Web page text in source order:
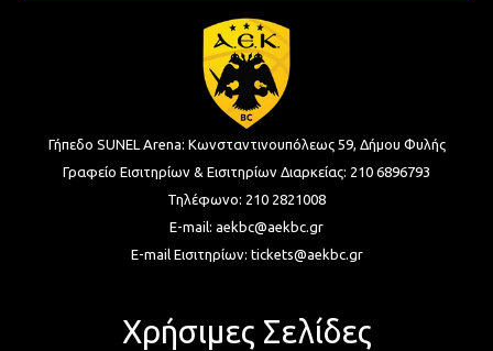
Γήπεδο SUNEL Arena: Κωνσταντινουπόλεως 59, Δήμου Φυλής
Γραφείο Εισιτηρίων & Εισιτηρίων Διαρκείας: 210 6896793
Τηλέφωνο: 210 2821008
E-mail: aekbc@aekbc.gr
E-mail Εισιτηρίων: tickets@aekbc.gr
Χρήσιμες Σελίδες